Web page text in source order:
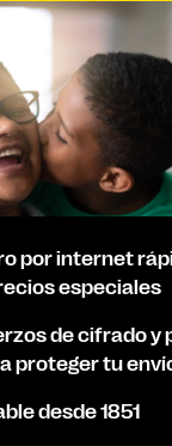
por internet
especiales
de cifrado y
proteger tu
desde 1851